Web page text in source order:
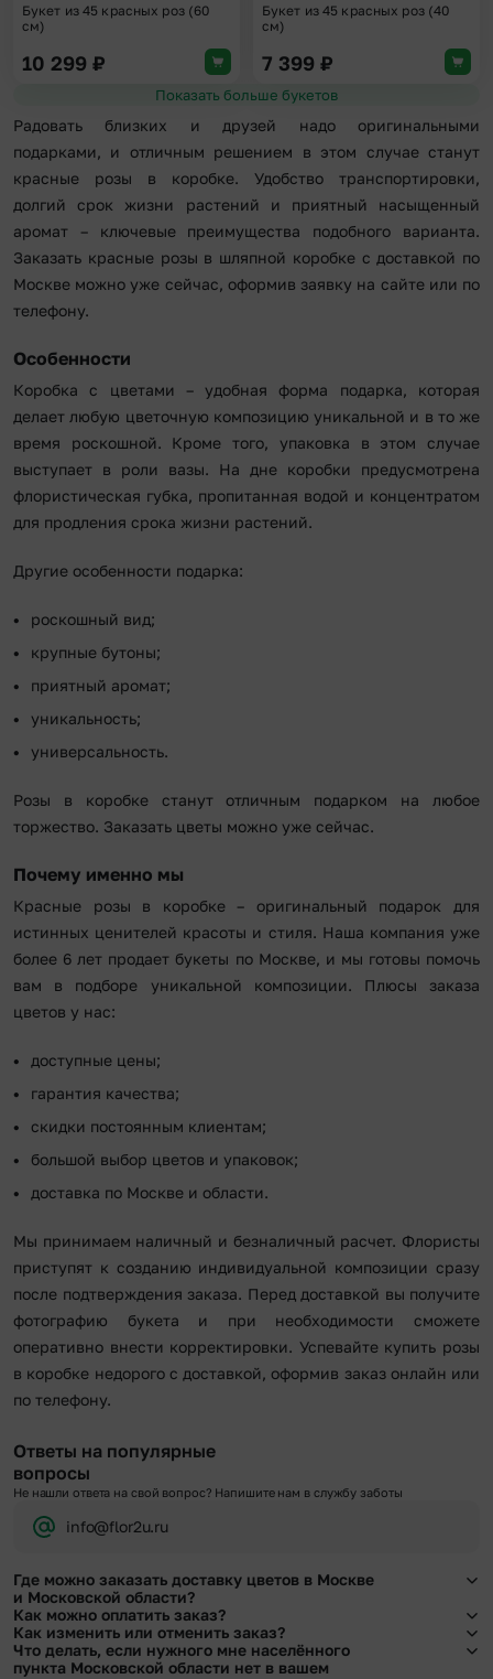
Букет из 45 красных роз (60
см)
10 299 ₽
Букет из 45 красных роз (40
см)
7 399 ₽
Показать больше букетов
Радовать близких и друзей надо оригинальными
подарками, и отличным решением в этом случае станут
красные розы в коробке. Удобство транспортировки,
долгий срок жизни растений и приятный насыщенный
аромат – ключевые преимущества подобного варианта.
Заказать красные розы в шляпной коробке с доставкой по
Москве можно уже сейчас, оформив заявку на сайте или по
телефону.
Особенности
Коробка с цветами – удобная форма подарка, которая
делает любую цветочную композицию уникальной и в то же
время роскошной. Кроме того, упаковка в этом случае
выступает в роли вазы. На дне коробки предусмотрена
флористическая губка, пропитанная водой и концентратом
для продления срока жизни растений.
Другие особенности подарка:
роскошный вид;
крупные бутоны;
приятный аромат;
уникальность;
универсальность.
Розы в коробке станут отличным подарком на любое
торжество. Заказать цветы можно уже сейчас.
Почему именно мы
Красные розы в коробке – оригинальный подарок для
истинных ценителей красоты и стиля. Наша компания уже
более 6 лет продает букеты по Москве, и мы готовы помочь
вам в подборе уникальной композиции. Плюсы заказа
цветов у нас:
доступные цены;
гарантия качества;
скидки постоянным клиентам;
большой выбор цветов и упаковок;
доставка по Москве и области.
Мы принимаем наличный и безналичный расчет. Флористы
приступят к созданию индивидуальной композиции сразу
после подтверждения заказа. Перед доставкой вы получите
фотографию букета и при необходимости сможете
оперативно внести корректировки. Успевайте купить розы
в коробке недорого с доставкой, оформив заказ онлайн или
по телефону.
Ответы на популярные
вопросы
Не нашли ответа на свой вопрос? Напишите нам в службу заботы
info@flor2u.ru
Где можно заказать доставку цветов в Москве
и Московской области?
Оформить доставку цветов можно в нашем приложении, на сайте flor2u.ru, по
телефону горячей линии или в чате.
Как можно оплатить заказ?
Мы предусмотрели все возможные варианты оплаты:
Наличными.
Как изменить или отменить заказ?
Чтобы внести изменения, выбрать другой букет или добавить подарок
Что делать, если нужного мне населённого
пункта Московской области нет в вашем